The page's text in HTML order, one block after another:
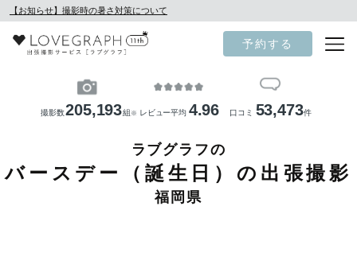
【お知らせ】撮影時の暑さ対策について
予約する
撮影数205,193組 ※ レビュー平均 4.96 口コミ 53,473件
ラブグラフの
バースデー（誕生日）の出張撮影
福岡県